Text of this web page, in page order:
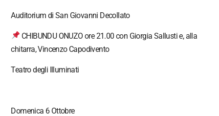
Auditorium di San Giovanni Decollato
CHIBUNDU ONUZO ore 21.00 con Giorgia Sallusti e, alla
chitarra, Vincenzo Capodivento
Teatro degli Illuminati
Domenica 6 Ottobre